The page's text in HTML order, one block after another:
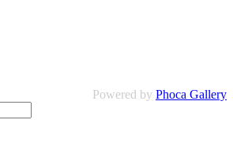
Powered by Phoca Gallery